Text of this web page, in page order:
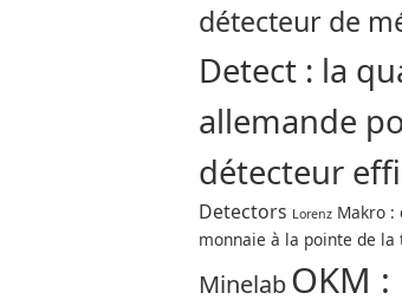
détecteur de
Detect : la
allemande
détecteur
Detectors Lorenz Makro :
monnaie à la pointe de la
MinelabOKM :